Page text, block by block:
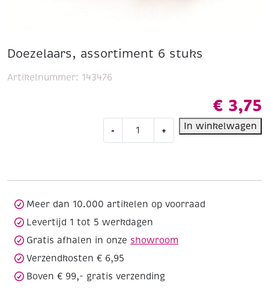
Doezelaars, assortiment 6 stuks
€ 3,75
-
assortiment
+ In winkelwagen
Artikelnummer: 143476
Meer dan 10.000 artikelen op voorraad
Levertijd 1 tot 5 werkdagen
Gratis afhalen in onze showroom
Verzendkosten € 6,95
Boven € 99,- gratis verzending